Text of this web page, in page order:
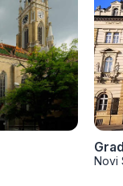
Novi